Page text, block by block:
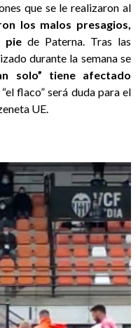
que se le realizaron al
los malos presagios,
pie de Paterna. Tras las
durante la semana se
solo” tiene afectado
flaco” será duda para el
UE.